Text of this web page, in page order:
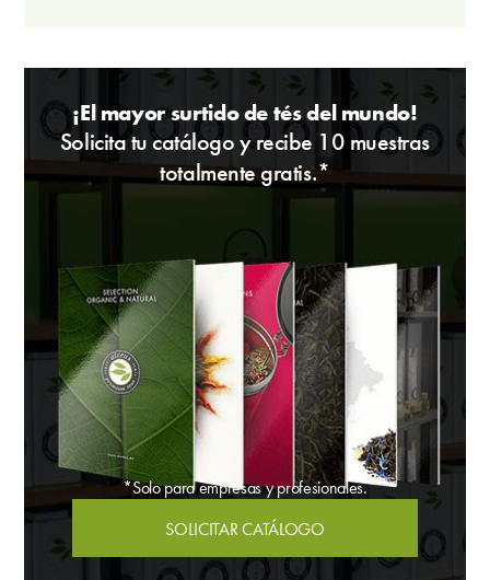
¡El mayor surtido de tés del mundo!
Solicita tu catálogo y recibe 10 muestras
totalmente gratis.*
*Solo para empresas y profesionales.
SOLICITAR CATÁLOGO